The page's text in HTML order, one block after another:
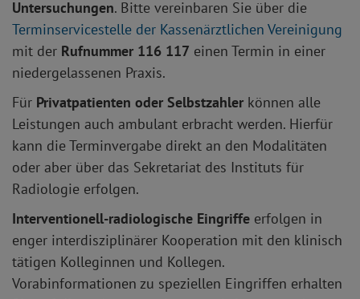
Untersuchungen. Bitte vereinbaren Sie über die
Terminservicestelle der Kassenärztlichen Vereinigung
mit der Rufnummer 116 117 einen Termin in einer
niedergelassenen Praxis.
Für Privatpatienten oder Selbstzahler können alle
Leistungen auch ambulant erbracht werden. Hierfür
kann die Terminvergabe direkt an den Modalitäten
oder aber über das Sekretariat des Instituts für
Radiologie erfolgen.
Interventionell-radiologische Eingriffe erfolgen in
enger interdisziplinärer Kooperation mit den klinisch
tätigen Kolleginnen und Kollegen.
Vorabinformationen zu speziellen Eingriffen erhalten